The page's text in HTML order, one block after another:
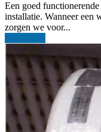
Een goed
installatie. Wanneer een
zorgen we voor...